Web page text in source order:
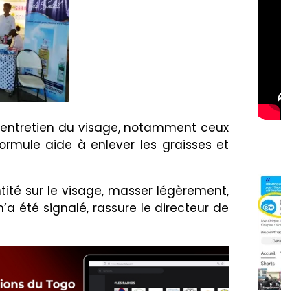
du visage, notamment ceux
aide à enlever les graisses et
sur le visage, masser légèrement,
été signalé, rassure le directeur de